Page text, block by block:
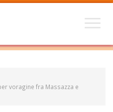
per voragine fra Massazza e